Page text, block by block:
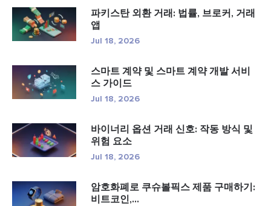
파키스탄 외환 거래: 법률, 브로커, 거래
앱
Jul 18, 2026
스마트 계약 및 스마트 계약 개발 서비
스 가이드
Jul 18, 2026
바이너리 옵션 거래 신호: 작동 방식 및
위험 요소
Jul 18, 2026
암호화폐로 쿠슈볼픽스 제품 구매하기:
비트코인,...